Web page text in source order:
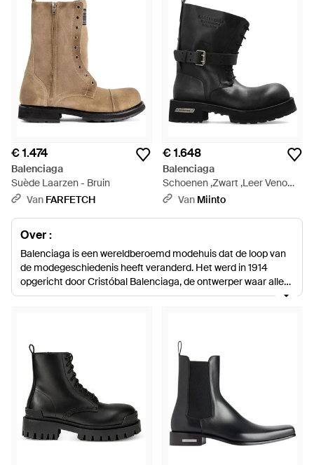
€ 1.474
Balenciaga
Suède Laarzen - Bruin
Van FARFETCH
€ 1.648
Balenciaga
Schoenen ,Zwart ,Leer Venom
City Bootie - Zwart
Van Miinto
Over :
Balenciaga is een wereldberoemd modehuis dat de loop van
de modegeschiedenis heeft veranderd. Het werd in 1914
opgericht door Cristóbal Balenciaga, de ontwerper waar alle
andere prestigieuze namen naar opkijken, en staat nu onder
de ultiem stijlvolle schoenen, gemaakt van glanzend leer en
luxueus suède. Zowel de casual als de nette modellen zijn
vakkundig gemaakt en onmiskenbaar chic.